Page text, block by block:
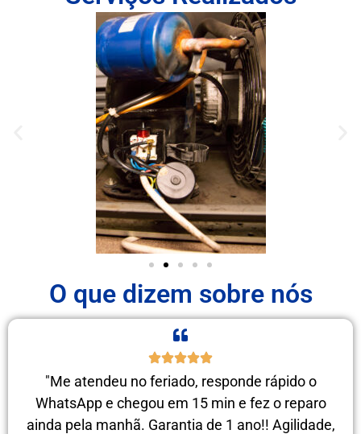
O que dizem sobre nós
"Me atendeu no feriado, responde rápido o
WhatsApp e chegou em 15 min e fez o reparo
ainda pela manhã. Garantia de 1 ano!! Agilidade,